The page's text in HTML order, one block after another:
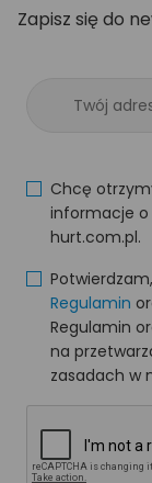
Zapisz się do
Chcę
informacje
hurt.com.pl.
Regulamin
Regulamin
na
zasadach w